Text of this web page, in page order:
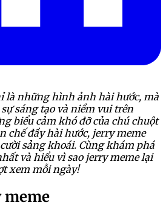
là những hình ảnh hài hước, mà
sáng tạo và niềm vui trên
biểu cảm khó đỡ của chú chuột
chế đầy hài hước, jerry meme
sảng khoái. Cùng khám phá
và hiểu vì sao jerry meme lại
xem mỗi ngày!
meme